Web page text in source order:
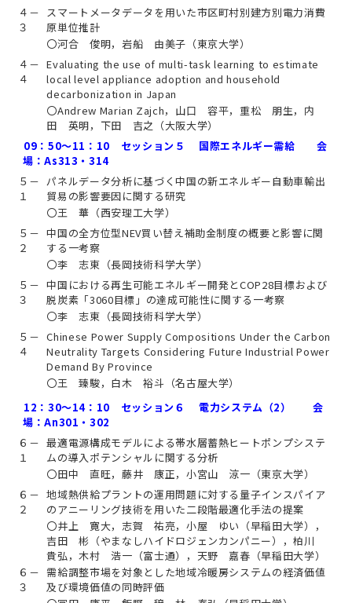
４－
３
スマートメータデータを用いた市区町村別建方別電力消費
原単位推計
〇河合 俊明，岩船 由美子（東京大学）
４－
４
Evaluating the use of multi-task learning to estimate
local level appliance adoption and household
decarbonization in Japan
〇Andrew Marian Zajch，山口 容平，重松 朋生，内
田 英明，下田 吉之（大阪大学）
09：50～11：10 セッション５ 国際エネルギー需給 会
場：As313・314
５－
１
パネルデータ分析に基づく中国の新エネルギー自動車輸出
貿易の影響要因に関する研究
〇王 華（西安理工大学）
５－
２
中国の全方位型NEV買い替え補助金制度の概要と影響に関
する一考察
〇李 志東（長岡技術科学大学）
５－
３
中国における再生可能エネルギー開発とCOP28目標および
脱炭素「3060目標」の達成可能性に関する一考察
〇李 志東（長岡技術科学大学）
５－
４
Chinese Power Supply Compositions Under the Carbon
Neutrality Targets Considering Future Industrial Power
Demand By Province
〇王 臻駿，白木 裕斗（名古屋大学）
12：30～14：10 セッション６ 電力システム（2） 会
場：An301・302
６－
１
最適電源構成モデルによる帯水層蓄熱ヒートポンプシステ
ムの導入ポテンシャルに関する分析
〇田中 直旺，藤井 康正，小宮山 涼一（東京大学）
６－
２
地域熱供給プラントの運用問題に対する量子インスパイア
のアニーリング技術を用いた二段階最適化手法の提案
〇井上 寛大，志賀 祐亮，小屋 ゆい（早稲田大学），
吉田 彬（やまなしハイドロジェンカンパニー），柏川
貴弘，木村 浩一（富士通），天野 嘉春（早稲田大学）
６－
３
需給調整市場を対象とした地域冷暖房システムの経済価値
及び環境価値の同時評価